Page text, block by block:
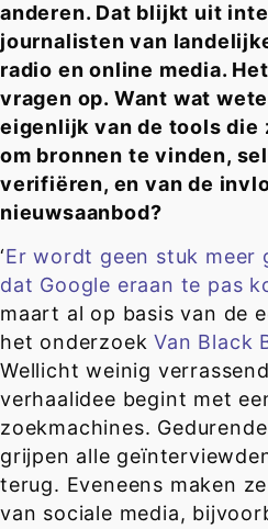
anderen. Dat blijkt uit
journalisten van
radio en online media.
vragen op. Want wat
eigenlijk van de tools
om bronnen te vinden,
verifiëren, en van de
nieuwsaanbod?
‘Er wordt geen stuk meer
dat Google eraan te pas
maart al op basis van de
het onderzoekVan Black
Wellicht weinig
verhaalidee begint met
zoekmachines.
grijpen alle
terug. Eveneens maken
van sociale media,